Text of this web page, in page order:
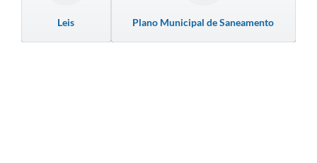
Leis Plano Municipal de Saneamento